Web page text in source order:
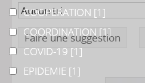
Faire une suggestion
COOPERATION
COOPERATION [1]
COORDINATION
COORDINATION [1]
COVID-19
COVID-19 [1]
EPIDEMIE
EPIDEMIE [1]